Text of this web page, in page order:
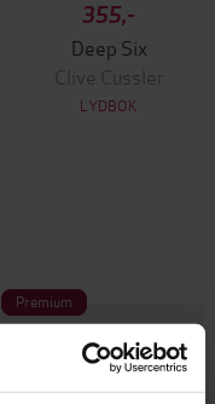
355,-
Deep Six
Clive Cussler
LYDBOK
Premium